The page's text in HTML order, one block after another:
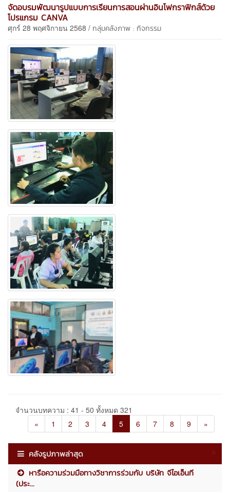
จัดอบรมพัฒนารูปแบบการเรียนการสอนผ่านอินโฟกราฟิกส์ด้วย
โปรแกรม CANVA
ศุกร์ 28 พฤศจิกายน 2568 / กลุ่มคลังภาพ : กิจกรรม
จำนวนบทความ : 41 - 50 ทั้งหมด 321
«
1 2 3 4 5 6 7 8 9 »
คลังรูปภาพล่าสุด
หารือความร่วมมือทางวิชาการร่วมกับ บริษัท จีไอเอ็นที
(ประ...